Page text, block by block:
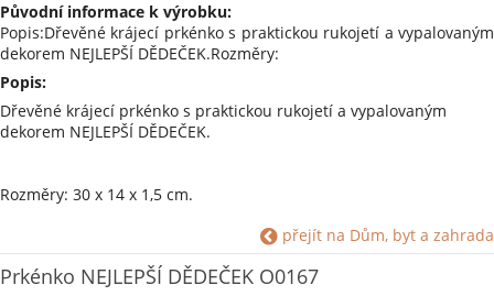
Původní informace k výrobku:
Popis:Dřevěné krájecí prkénko s praktickou rukojetí a vypalovaným
dekorem NEJLEPŠÍ DĚDEČEK.Rozměry:
Popis:
Dřevěné krájecí prkénko s praktickou rukojetí a vypalovaným
dekorem NEJLEPŠÍ DĚDEČEK.
Rozměry: 30 x 14 x 1,5 cm.
Výrobce: VELKOOBCHOD ORION, spol. s r.o. Nedošín 132, 570 01
Litomyšl zasilka@orion.lit.cz .
přejít na Dům, byt a zahrada
Prkénko NEJLEPŠÍ DĚDEČEK O0167